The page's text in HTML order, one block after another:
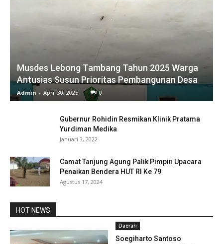
Musdes Lebong Tambang Tahun 2025 Warga
Antusias Susun Prioritas Pembangunan Desa
Admin - April 30, 2025 0
Gubernur Rohidin Resmikan Klinik Pratama
Yurdiman Medika
Januari 3, 2022
Camat Tanjung Agung Palik Pimpin Upacara
Penaikan Bendera HUT RI Ke 79
Agustus 17, 2024
HOT NEWS
Daerah
Soegiharto Santoso